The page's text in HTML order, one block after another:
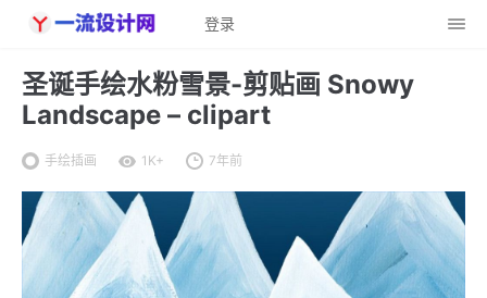
登录
圣诞手绘水粉雪景-剪贴画 Snowy
Landscape – clipart
手绘插画 1K+ 7年前